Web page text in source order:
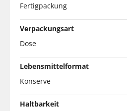
Fertigpackung
Verpackungsart
Dose
Lebensmittelformat
Konserve
Haltbarkeit